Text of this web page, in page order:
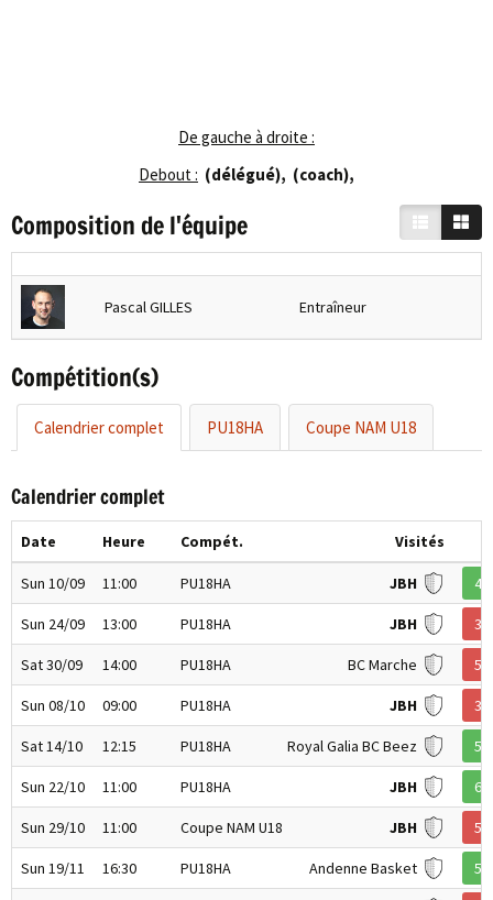
De gauche à droite :
Debout : (délégué), (coach),
Composition de l'équipe
Pascal GILLES Entraîneur
Compétition(s)
Calendrier complet PU18HA Coupe NAM U18
Calendrier complet
Date Heure Compét. Visités
Sun 10/09 11:00 PU18HA JBH
Sun 24/09 13:00 PU18HA JBH
Sat 30/09 14:00 PU18HA BC Marche
Sun 08/10 09:00 PU18HA JBH
Sat 14/10 12:15 PU18HA Royal Galia BC Beez
Sun 22/10 11:00 PU18HA JBH
Sun 29/10 11:00 Coupe NAM U18 JBH
Sun 19/11 16:30 PU18HA Andenne Basket